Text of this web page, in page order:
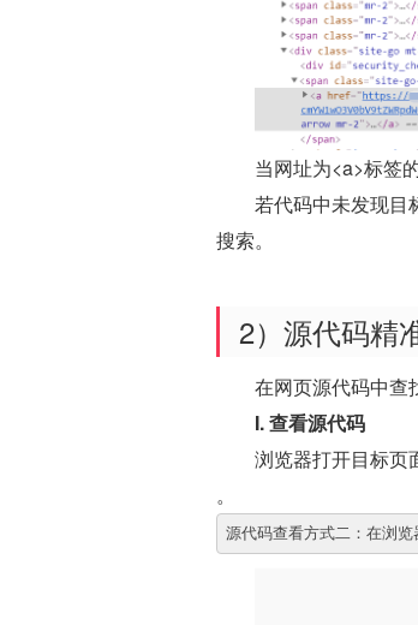
当网址为<a>标签
若代码中未发现目
搜索。
2）源代码精
在网页源代码中查
I. 查看源代码
浏览器打开目标页
。
源代码查看方式二：在